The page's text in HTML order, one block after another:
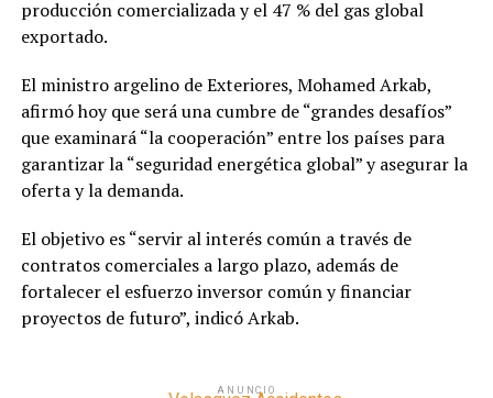
producción comercializada y el 47 % del gas global
exportado.
El ministro argelino de Exteriores, Mohamed Arkab,
afirmó hoy que será una cumbre de “grandes desafíos”
que examinará “la cooperación” entre los países para
garantizar la “seguridad energética global” y asegurar la
oferta y la demanda.
El objetivo es “servir al interés común a través de
contratos comerciales a largo plazo, además de
fortalecer el esfuerzo inversor común y financiar
proyectos de futuro”, indicó Arkab.
ANUNCIO